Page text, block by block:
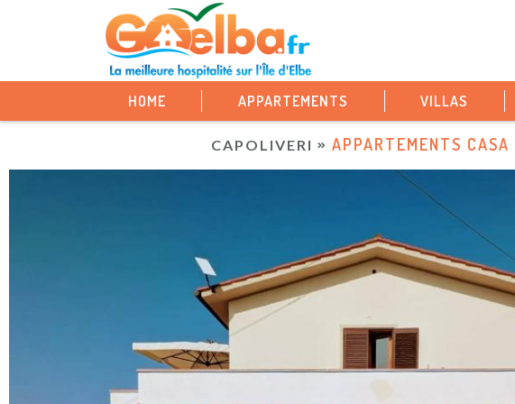
HOME APPARTEMENTS VILLAS
CAPOLIVERI APPARTEMENTS CASA